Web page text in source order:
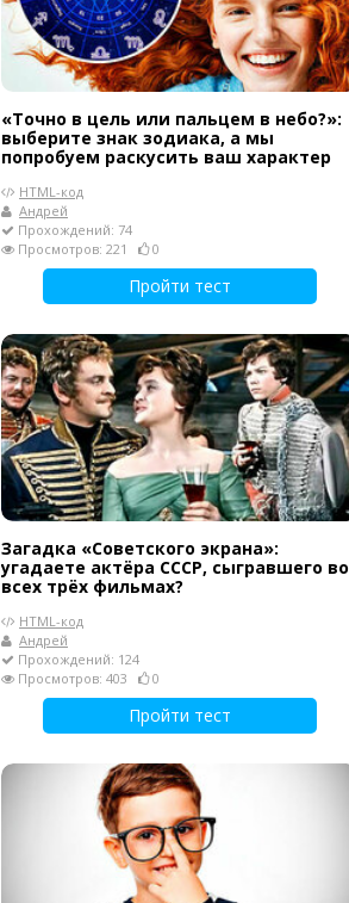
«Точно в цель или пальцем в небо?»:
выберите знак зодиака, а мы
попробуем раскусить ваш характер
HTML-код
Андрей
Прохождений: 74
Просмотров: 221
0
Пройти тест
Загадка «Советского экрана»:
угадаете актёра СССР, сыгравшего во
всех трёх фильмах?
HTML-код
Андрей
Прохождений: 124
Просмотров: 403
0
Пройти тест